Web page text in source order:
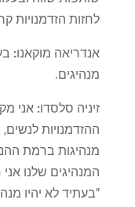
לחזות הזדמנויות
אנדריאה מוקאנו:
מנהיגים.
זיניה סלסדו: אני
ההזדמנויות
מנהיגות ברמת
המנהיגים שלנו
"בעתיד לא יהיו